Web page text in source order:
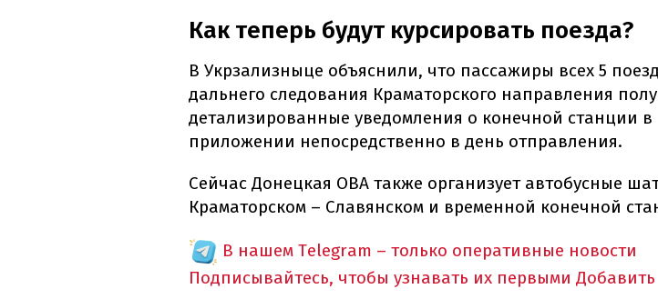
Как теперь будут курсировать поезда?
В Укрзализныце объяснили, что пассажиры всех 5
дальнего следования Краматорского направления
детализированные уведомления о конечной станции в
приложении непосредственно в день отправления.
Сейчас Донецкая ОВА также организует автобусные
Краматорском – Славянском и временной конечной
В нашем Telegram – только оперативные новости
Подписывайтесь, чтобы узнавать их первыми Добавить